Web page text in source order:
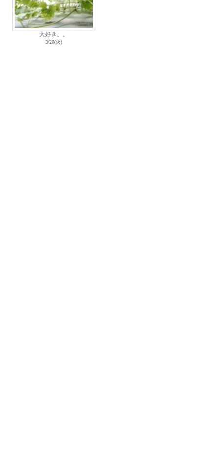
大好き。。
3/20(火)